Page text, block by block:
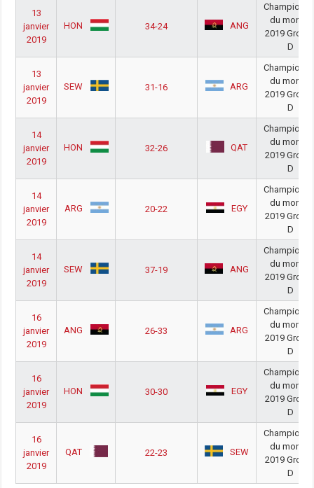
13
janvier
2019
HON 34-24 ANG
du monde
2019
D
13
janvier
2019
SEW 31-16 ARG
du monde
2019
D
14
janvier
2019
HON 32-26 QAT
du monde
2019
D
14
janvier
2019
ARG 20-22 EGY
du monde
2019
D
14
janvier
2019
SEW 37-19 ANG
du monde
2019
D
16
janvier
2019
ANG 26-33 ARG
du monde
2019
D
16
janvier
2019
HON 30-30 EGY
du monde
2019
D
16
janvier
2019
QAT 22-23 SEW
du monde
2019
D